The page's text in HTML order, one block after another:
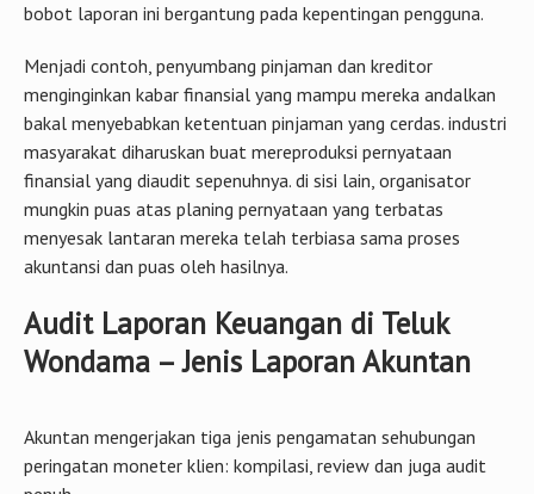
bobot laporan ini bergantung pada kepentingan pengguna.
Menjadi contoh, penyumbang pinjaman dan kreditor
menginginkan kabar finansial yang mampu mereka andalkan
bakal menyebabkan ketentuan pinjaman yang cerdas. industri
masyarakat diharuskan buat mereproduksi pernyataan
finansial yang diaudit sepenuhnya. di sisi lain, organisator
mungkin puas atas planing pernyataan yang terbatas
menyesak lantaran mereka telah terbiasa sama proses
akuntansi dan puas oleh hasilnya.
Audit Laporan Keuangan di Teluk
Wondama – Jenis Laporan Akuntan
Akuntan mengerjakan tiga jenis pengamatan sehubungan
peringatan moneter klien: kompilasi, review dan juga audit